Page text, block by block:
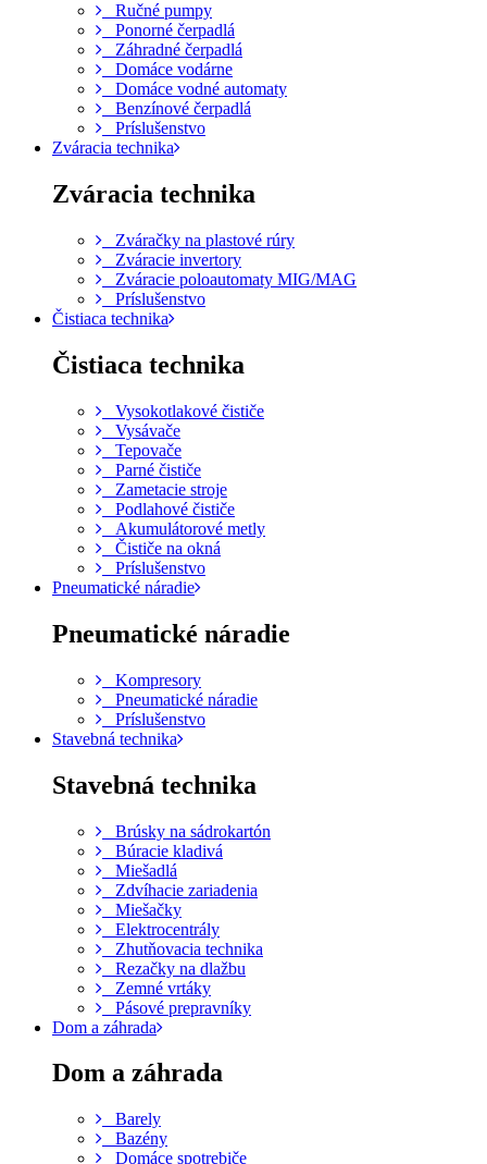
Ručné pumpy
Ponorné čerpadlá
Záhradné čerpadlá
Domáce vodárne
Domáce vodné automaty
Benzínové čerpadlá
Príslušenstvo
Zváracia technika
Zváracia technika
Zváračky na plastové rúry
Zváracie invertory
Zváracie poloautomaty MIG/MAG
Príslušenstvo
Čistiaca technika
Čistiaca technika
Vysokotlakové čističe
Vysávače
Tepovače
Parné čističe
Zametacie stroje
Podlahové čističe
Akumulátorové metly
Čističe na okná
Príslušenstvo
Pneumatické náradie
Pneumatické náradie
Kompresory
Pneumatické náradie
Príslušenstvo
Stavebná technika
Stavebná technika
Brúsky na sádrokartón
Búracie kladivá
Miešadlá
Zdvíhacie zariadenia
Miešačky
Elektrocentrály
Zhutňovacia technika
Rezačky na dlažbu
Zemné vrtáky
Pásové prepravníky
Dom a záhrada
Dom a záhrada
Barely
Bazény
Domáce spotrebiče